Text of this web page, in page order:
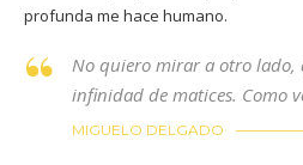
profunda me hace humano.
No quiero mirar a otro lado,
infinidad de matices. Como
MIGUELO DELGADO